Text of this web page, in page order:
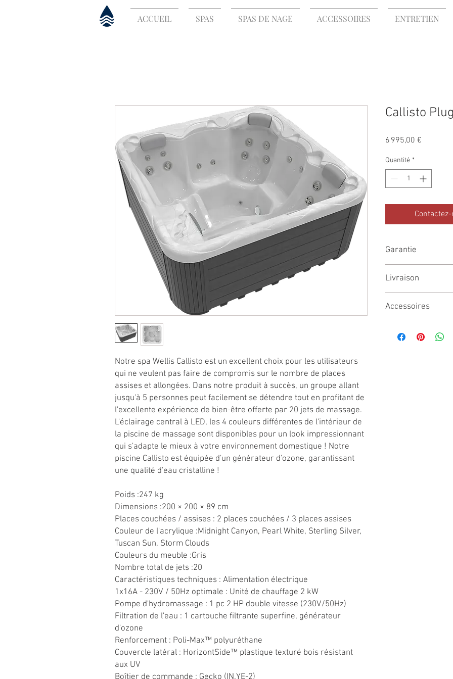
ACCUEIL SPAS SPAS DE NAGE ACCESSOIRES ENTRETIEN
Notre spa Wellis Callisto est un excellent choix pour les utilisateurs
qui ne veulent pas faire de compromis sur le nombre de places
assises et allongées. Dans notre produit à succès, un groupe allant
jusqu'à 5 personnes peut facilement se détendre tout en profitant de
l'excellente expérience de bien-être offerte par 20 jets de massage.
L'éclairage central à LED, les 4 couleurs différentes de l'intérieur de
la piscine de massage sont disponibles pour un look impressionnant
qui s'adapte le mieux à votre environnement domestique ! Notre
piscine Callisto est équipée d'un générateur d'ozone, garantissant
une qualité d'eau cristalline !
Poids :247 kg
Dimensions :200 × 200 × 89 cm
Places couchées / assises : 2 places couchées / 3 places assises
Couleur de l'acrylique :Midnight Canyon, Pearl White, Sterling Silver,
Tuscan Sun, Storm Clouds
Couleurs du meuble :Gris
Nombre total de jets :20
Caractéristiques techniques : Alimentation électrique
1x16A - 230V / 50Hz optimale : Unité de chauffage 2 kW
Pompe d'hydromassage : 1 pc 2 HP double vitesse (230V/50Hz)
Filtration de l'eau : 1 cartouche filtrante superfine, générateur
d'ozone
Renforcement : Poli-Max™ polyuréthane
Couvercle latéral : HorizontSide™ plastique texturé bois résistant
aux UV
Boîtier de commande : Gecko (IN.YE-2)
Callisto
6 995,00 €
Quantité *
Garantie
Livraison
Accessoires
Relève couverture :